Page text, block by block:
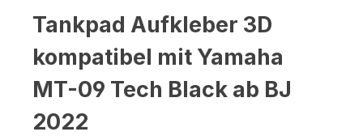
Tankpad Aufkleber 3D
kompatibel mit Yamaha
MT-09 Tech Black ab BJ
2022